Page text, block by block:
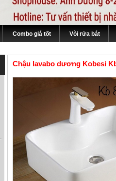
Combo giá tốt Vòi rửa bát
Chậu lavabo dương Kobesi